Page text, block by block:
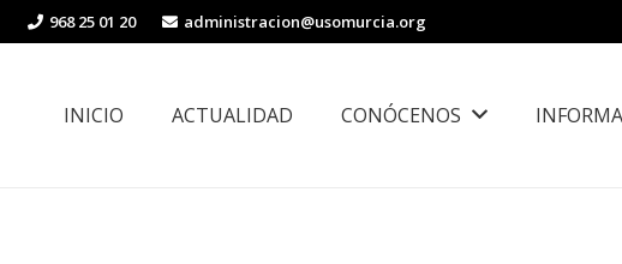
968 25 01 20 administracion@usomurcia.org
INICIO ACTUALIDAD CONÓCENOS